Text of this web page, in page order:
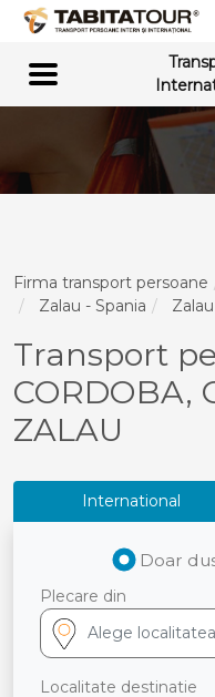
Firma transport persoane
Zalau - Spania
Transport
CORDOBA,
ZALAU
International
Doar
Plecare din
Localitate destinatie